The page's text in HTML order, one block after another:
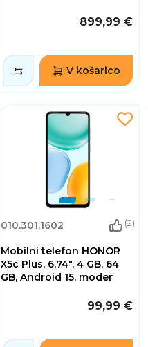
899,99 €
V košarico
010.301.1602 (2)
Mobilni telefon HONOR
X5c Plus, 6,74", 4 GB, 64
GB, Android 15, moder
99,99 €